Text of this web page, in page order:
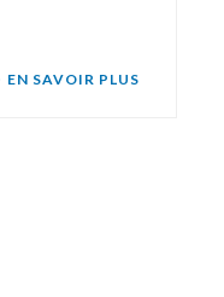
EN SAVOIR PLUS